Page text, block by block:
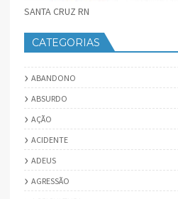
SANTA CRUZ RN
CATEGORIAS
ABANDONO
ABSURDO
AÇÃO
ACIDENTE
ADEUS
AGRESSÃO